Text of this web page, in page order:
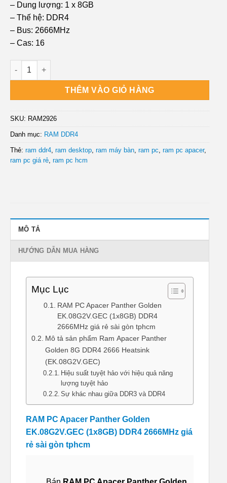
– Dung lượng: 1 x 8GB
– Thế hệ: DDR4
– Bus: 2666MHz
– Cas: 16
Nơi Bán RAM PC Apacer Panther Golden EK.08G2V.GEC
THÊM VÀO GIỎ HÀNG
SKU: RAM2926
Danh mục: RAM DDR4
Thẻ: ram ddr4 ram desktop ram máy bàn ram pc ram pc apacer,
ram pc giá rẻ ram pc hcm
MÔ TẢ
HƯỚNG DẪN MUA HÀNG
Mục Lục
RAM PC Apacer Panther Golden
EK.08G2V.GEC (1x8GB) DDR4
2666MHz giá rẻ sài gòn tphcm
Mô tả sản phẩm Ram Apacer Panther
Golden 8G DDR4 2666 Heatsink
(EK.08G2V.GEC)
Hiệu suất tuyệt hảo với hiệu quả năng
lượng tuyệt hảo
Sự khác nhau giữa DDR3 và DDR4
RAM PC Apacer Panther Golden
EK.08G2V.GEC (1x8GB) DDR4 2666MHz giá
rẻ sài gòn tphcm